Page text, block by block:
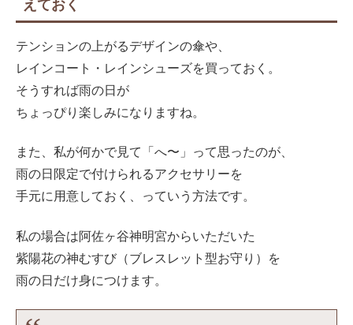
えておく
テンションの上がるデザインの傘や、
レインコート・レインシューズを買っておく。
そうすれば雨の日が
ちょっぴり楽しみになりますね。
また、私が何かで見て「へ〜」って思ったのが、
雨の日限定で付けられるアクセサリーを
手元に用意しておく、っていう方法です。
私の場合は阿佐ヶ谷神明宮からいただいた
紫陽花の神むすび（ブレスレット型お守り）を
雨の日だけ身につけます。